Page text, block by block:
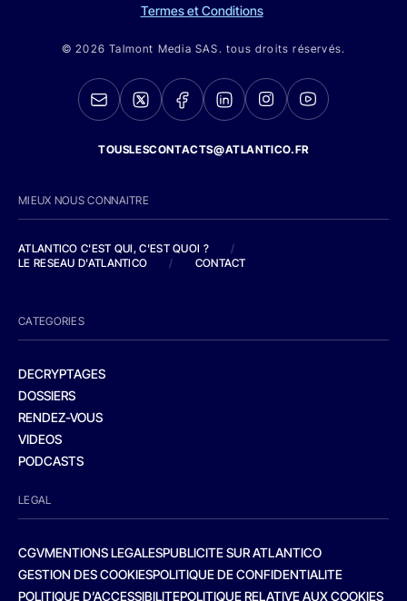
Termes et Conditions
© 2026 Talmont Media SAS. tous droits réservés.
TOUSLESCONTACTS@ATLANTICO.FR
MIEUX NOUS CONNAITRE
ATLANTICO C'EST QUI, C'EST QUOI ?
/
LE RESEAU D'ATLANTICO
/ CONTACT
CATEGORIES
DECRYPTAGES
DOSSIERS
RENDEZ-VOUS
VIDEOS
PODCASTS
LEGAL
CGVMENTIONS LEGALESPUBLICITE SUR ATLANTICO
GESTION DES COOKIESPOLITIQUE DE CONFIDENTIALITE
POLITIQUE D’ACCESSIBILITEPOLITIQUE RELATIVE AUX COOKIES